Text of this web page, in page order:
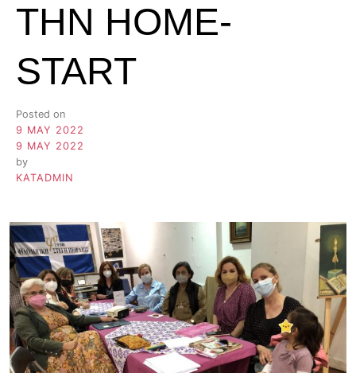
ΤΗΝ HOME-
START
Posted on
9 MAY 2022
9 MAY 2022
by
KATADMIN